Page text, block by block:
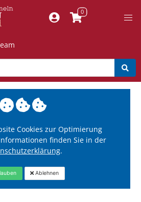
Cookies zur Optimierung
finden Sie in der
.
Ablehnen